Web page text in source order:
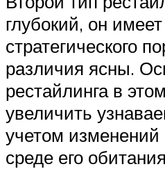
глубокий, он
стратегического
различия ясны.
рестайлинга в
увеличить
учетом
среде его